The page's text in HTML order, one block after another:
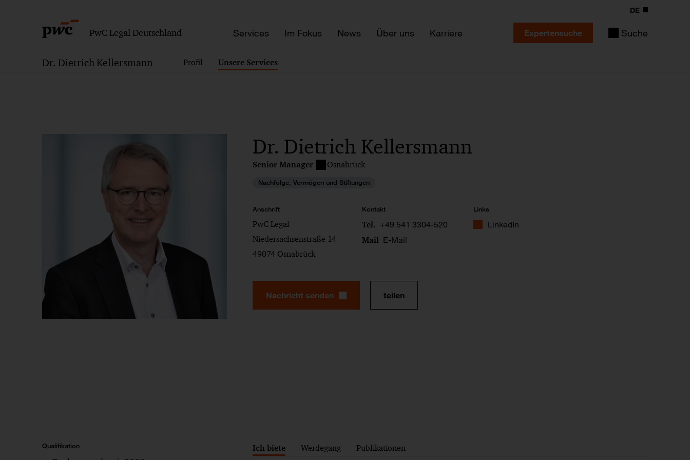
PwC Legal Deutschland Services Im Fokus News Über uns Karriere
DE
Expertensuche Suche
Dr. Dietrich Kellersmann Profil Unsere Services
Dr. Dietrich Kellersmann
Senior Manager Osnabrück
Nachfolge, Vermögen und Stiftungen
Anschrift
PwC Legal
Niedersachsenstraße 14
49074 Osnabrück
Kontakt
Tel. +49 541 3304-520
Mail E-Mail
Links
LinkedIn
Nachricht senden teilen
Qualifikation Ich biete Werdegang Publikationen